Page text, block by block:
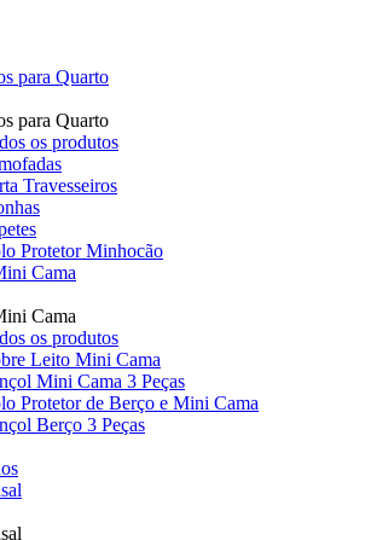
para Quarto
para Quarto
os produtos
Travesseiros
Protetor Minhocão
Cama
Cama
os produtos
Leito Mini Cama
Mini Cama 3 Peças
Protetor de Berço e Mini Cama
Berço 3 Peças